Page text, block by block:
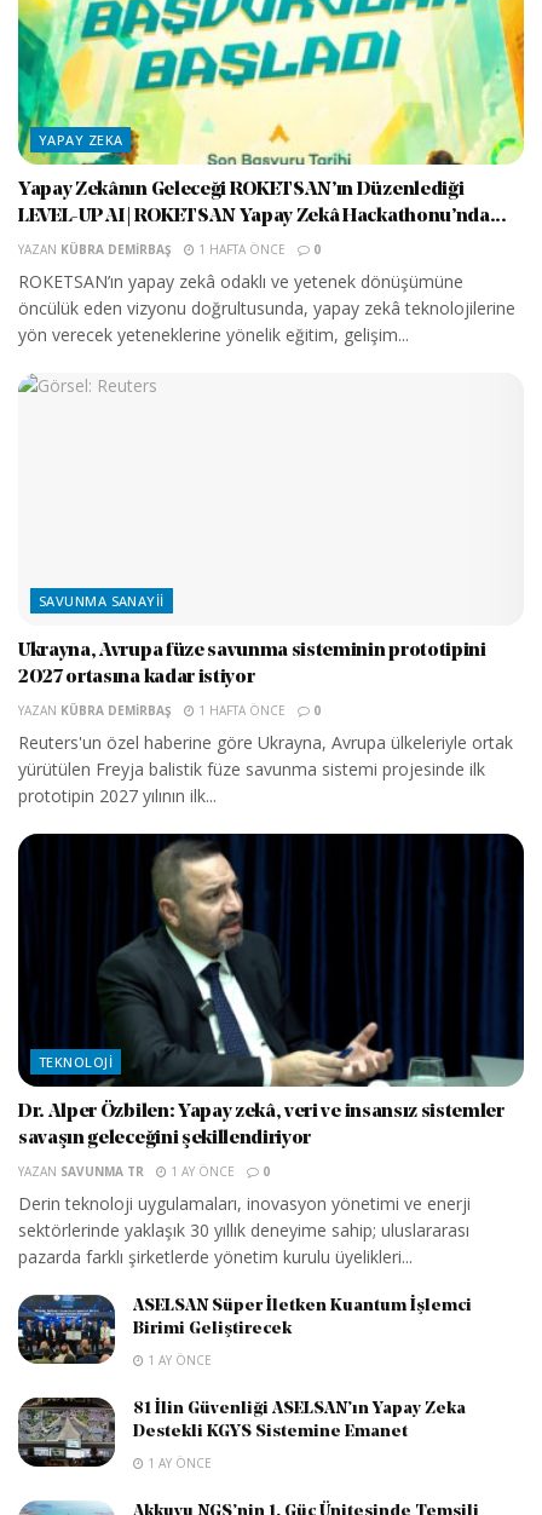
YAPAY ZEKA
Yapay Zekânın Geleceği ROKETSAN’ın Düzenlediği
LEVEL-UP AI | ROKETSAN Yapay Zekâ Hackathonu’nda...
YAZAN KÜBRA DEMIRBAŞ 1 HAFTA ÖNCE 0
ROKETSAN’ın yapay zekâ odaklı ve yetenek dönüşümüne
öncülük eden vizyonu doğrultusunda, yapay zekâ teknolojilerine
yön verecek yeteneklerine yönelik eğitim, gelişim...
SAVUNMA SANAYII
Ukrayna, Avrupa füze savunma sisteminin prototipini
2027 ortasına kadar istiyor
YAZAN KÜBRA DEMIRBAŞ 1 HAFTA ÖNCE 0
Reuters'un özel haberine göre Ukrayna, Avrupa ülkeleriyle ortak
yürütülen Freyja balistik füze savunma sistemi projesinde ilk
prototipin 2027 yılının ilk...
TEKNOLOJI
Dr. Alper Özbilen: Yapay zekâ, veri ve insansız sistemler
savaşın geleceğini şekillendiriyor
YAZAN SAVUNMA TR 1 AY ÖNCE 0
Derin teknoloji uygulamaları, inovasyon yönetimi ve enerji
sektörlerinde yaklaşık 30 yıllık deneyime sahip; uluslararası
pazarda farklı şirketlerde yönetim kurulu üyelikleri...
ASELSAN Süper İletken Kuantum İşlemci
Birimi Geliştirecek
1 AY ÖNCE
81 İlin Güvenliği ASELSAN’ın Yapay Zeka
Destekli KGYS Sistemine Emanet
1 AY ÖNCE